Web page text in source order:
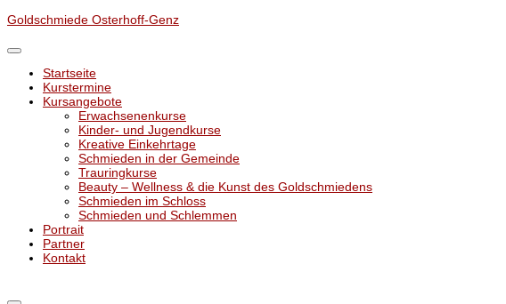
Unter
Inhalt
Goldschmiede Osterhoff-Genz
Startseite
Kurstermine
Kursangebote
Erwachsenenkurse
Kinder- und Jugendkurse
Kreative Einkehrtage
Schmieden in der Gemeinde
Trauringkurse
Beauty – Wellness & die Kunst des Goldschmiedens
Schmieden im Schloss
Schmieden und Schlemmen
Portrait
Partner
Kontakt